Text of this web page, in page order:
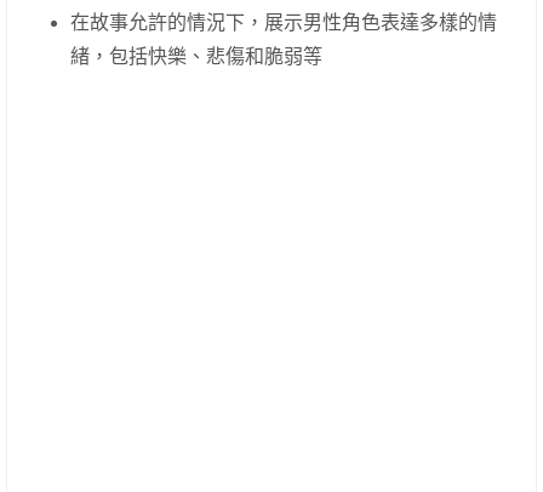
在故事允許的情況下，展示男性角色表達多樣的情
緒，包括快樂、悲傷和脆弱等